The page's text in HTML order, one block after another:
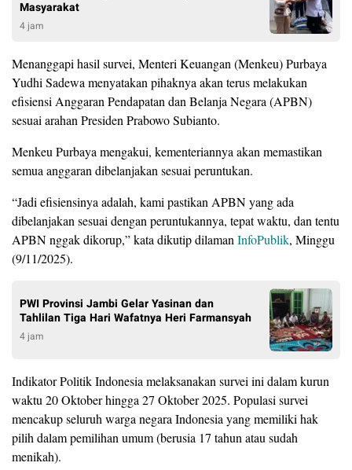
Masyarakat
4 jam
Menanggapi hasil survei, Menteri Keuangan (Menkeu) Purbaya
Yudhi Sadewa menyatakan pihaknya akan terus melakukan
efisiensi Anggaran Pendapatan dan Belanja Negara (APBN)
sesuai arahan Presiden Prabowo Subianto.
​Menkeu Purbaya mengakui, kementeriannya akan memastikan
semua anggaran dibelanjakan sesuai peruntukan.
“Jadi efisiensinya adalah, kami pastikan APBN yang ada
dibelanjakan sesuai dengan peruntukannya, tepat waktu, dan tentu
APBN nggak dikorup,” kata dikutip dilaman InfoPublik, Minggu
(9/11/2025).
PWI Provinsi Jambi Gelar Yasinan dan
Tahlilan Tiga Hari Wafatnya Heri Farmansyah
4 jam
Indikator Politik Indonesia melaksanakan survei ini dalam kurun
waktu 20 Oktober hingga 27 Oktober 2025. Populasi survei
mencakup seluruh warga negara Indonesia yang memiliki hak
pilih dalam pemilihan umum (berusia 17 tahun atau sudah
menikah).